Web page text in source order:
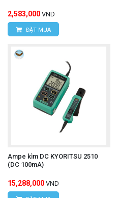
2,583,000 VND
ĐẶT MUA
Ampe kìm DC KYORITSU 2510
(DC 100mA)
15,288,000 VND